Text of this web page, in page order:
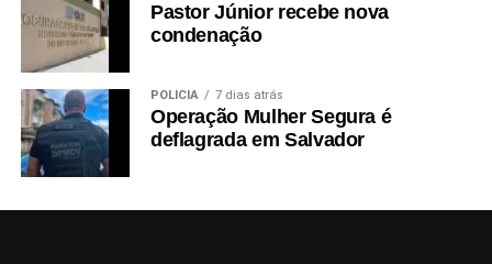
Pastor Júnior recebe nova
condenação
POLÍCIA 7 dias atrás
Operação Mulher Segura é
deflagrada em Salvador